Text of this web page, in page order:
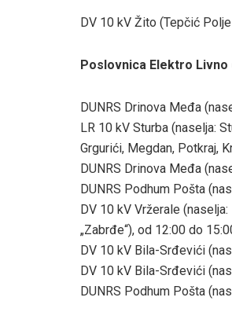
DV 10 kV Žito (Tepčić
Poslovnica Elektro
DUNRS Drinova Međa
LR 10 kV Sturba (naselja:
Grgurići, Megdan, Potkraj,
DUNRS Drinova Međa
DUNRS Podhum Pošta
DV 10 kV Vržerale
„Zabrđe“), od 12:00 do
DV 10 kV Bila-Srđevići
DV 10 kV Bila-Srđevići
DUNRS Podhum Pošta